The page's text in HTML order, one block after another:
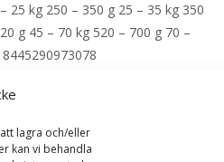
lagra och/eller
kan vi behandla
25 kg 250 – 350 g 25 – 35 kg 350
g 45 – 70 kg 520 – 700 g 70 –